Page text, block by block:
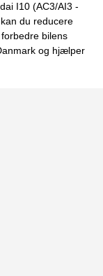
I10 (AC3/AI3 -
du reducere
bilens
og hjælper